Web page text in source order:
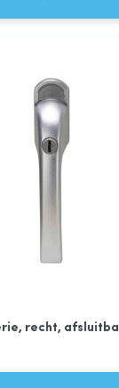
recht,